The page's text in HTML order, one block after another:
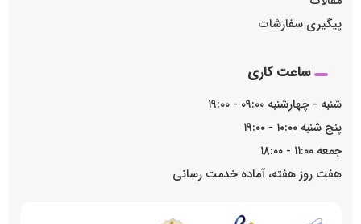
پیگیری سفارشات
ساعت کاری
شنبه - چهارشنبه ۰۹:۰۰ - ۱۹:۰۰
پنج شنبه ۱۰:۰۰ - ۱۹:۰۰
جمعه ۱۱:۰۰ - ۱۸:۰۰
هفت روز هفته، آماده خدمت رسانی